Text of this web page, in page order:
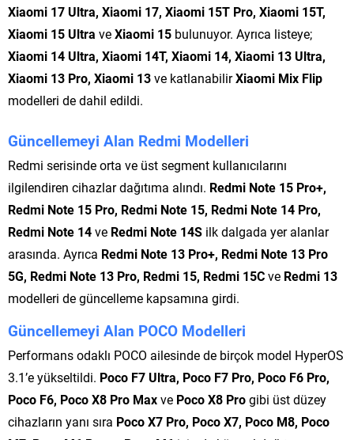
Xiaomi 17 Ultra, Xiaomi 17, Xiaomi 15T Pro, Xiaomi 15T,
Xiaomi 15 Ultra veXiaomi 15 bulunuyor. Ayrıca listeye;
Xiaomi 14 Ultra, Xiaomi 14T, Xiaomi 14, Xiaomi 13 Ultra,
Xiaomi 13 Pro, Xiaomi 13ve katlanabilirXiaomi Mix Flip
modelleri de dahil edildi.
Güncellemeyi Alan Redmi Modelleri
Redmi serisinde orta ve üst segment kullanıcılarını
ilgilendiren cihazlar dağıtıma alındı. Redmi Note 15 Pro+,
Redmi Note 15 Pro, Redmi Note 15, Redmi Note 14 Pro,
Redmi Note 14ve Redmi Note 14S ilk dalgada yer alanlar
arasında. Ayrıca Redmi Note 13 Pro+, Redmi Note 13 Pro
5G, Redmi Note 13 Pro, Redmi 15, Redmi 15Cve Redmi 13
modelleri de güncelleme kapsamına girdi.
Güncellemeyi Alan POCO Modelleri
Performans odaklı POCO ailesinde de birçok model HyperOS
3.1’e yükseltildi. Poco F7 Ultra, Poco F7 Pro, Poco F6 Pro,
Poco F6, Poco X8 Pro Maxve Poco X8 Progibi üst düzey
cihazların yanı sıra Poco X7 Pro, Poco X7, Poco M8, Poco